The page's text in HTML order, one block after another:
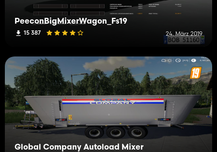
PeeconBigMixerWagon_Fs19
15 387 24. März 2019
Global Company Autoload Mixer